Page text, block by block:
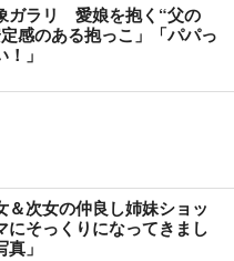
ガラリ 愛娘を抱く“父の
感のある抱っこ」「パパっ
」
＆次女の仲良し姉妹ショッ
にそっくりになってきまし
」